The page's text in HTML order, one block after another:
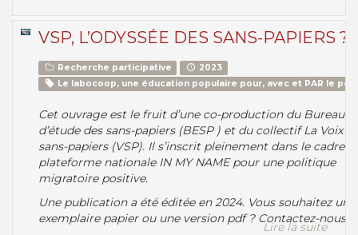
VSP, L’ODYSSÉE DES SANS-PAPIERS ?
Recherche participative
2023
Le labocoop, une éducation populaire pour, avec et PAR le
Cet ouvrage est le fruit d’une co-production du Bureau
d’étude des sans-papiers (BESP ) et du collectif La Voix
sans-papiers (VSP). Il s’inscrit pleinement dans le cadre
plateforme nationale IN MY NAME pour une politique
migratoire positive.
Une publication a été éditée en 2024. Vous souhaitez un
exemplaire papier ou une version pdf ? Contactez-nous !
Lire la suite